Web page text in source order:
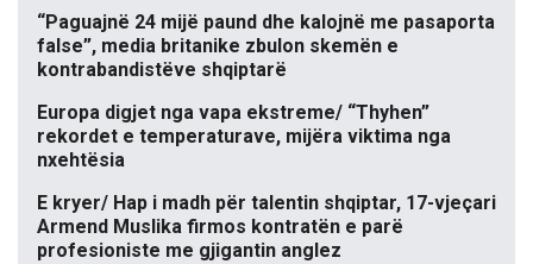
“Paguajnë 24 mijë paund dhe kalojnë me pasaporta
false”, media britanike zbulon skemën e
kontrabandistëve shqiptarë
Europa digjet nga vapa ekstreme/ “Thyhen”
rekordet e temperaturave, mijëra viktima nga
nxehtësia
E kryer/ Hap i madh për talentin shqiptar, 17-vjeçari
Armend Muslika firmos kontratën e parë
profesioniste me gjigantin anglez